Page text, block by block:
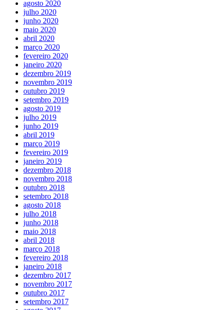
agosto 2020
julho 2020
junho 2020
maio 2020
abril 2020
março 2020
fevereiro 2020
janeiro 2020
dezembro 2019
novembro 2019
outubro 2019
setembro 2019
agosto 2019
julho 2019
junho 2019
abril 2019
março 2019
fevereiro 2019
janeiro 2019
dezembro 2018
novembro 2018
outubro 2018
setembro 2018
agosto 2018
julho 2018
junho 2018
maio 2018
abril 2018
março 2018
fevereiro 2018
janeiro 2018
dezembro 2017
novembro 2017
outubro 2017
setembro 2017